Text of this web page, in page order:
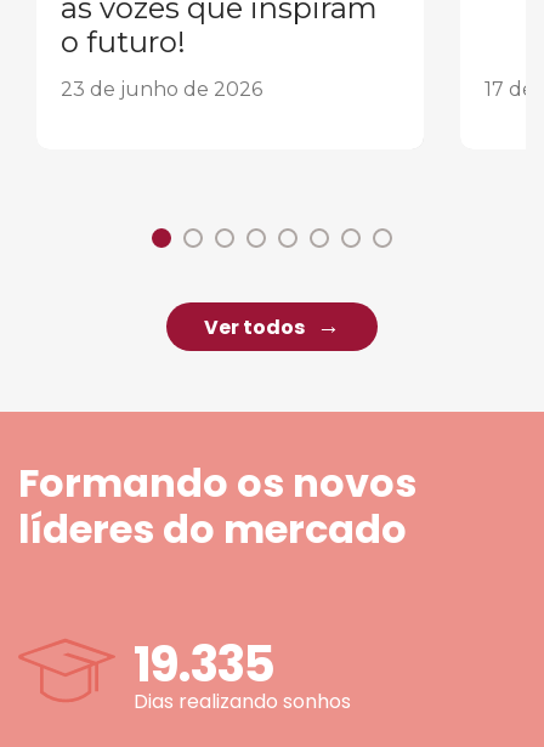
as vozes que inspiram
o futuro!
23 de junho de 2026 17 de
Ver todos
Formando os novos
líderes do mercado
19.335
Dias realizando sonhos